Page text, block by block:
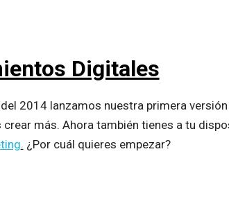
Digitales
2014 lanzamos nuestra primera
más. Ahora también tienes a tu
. ¿Por cuál quieres empezar?